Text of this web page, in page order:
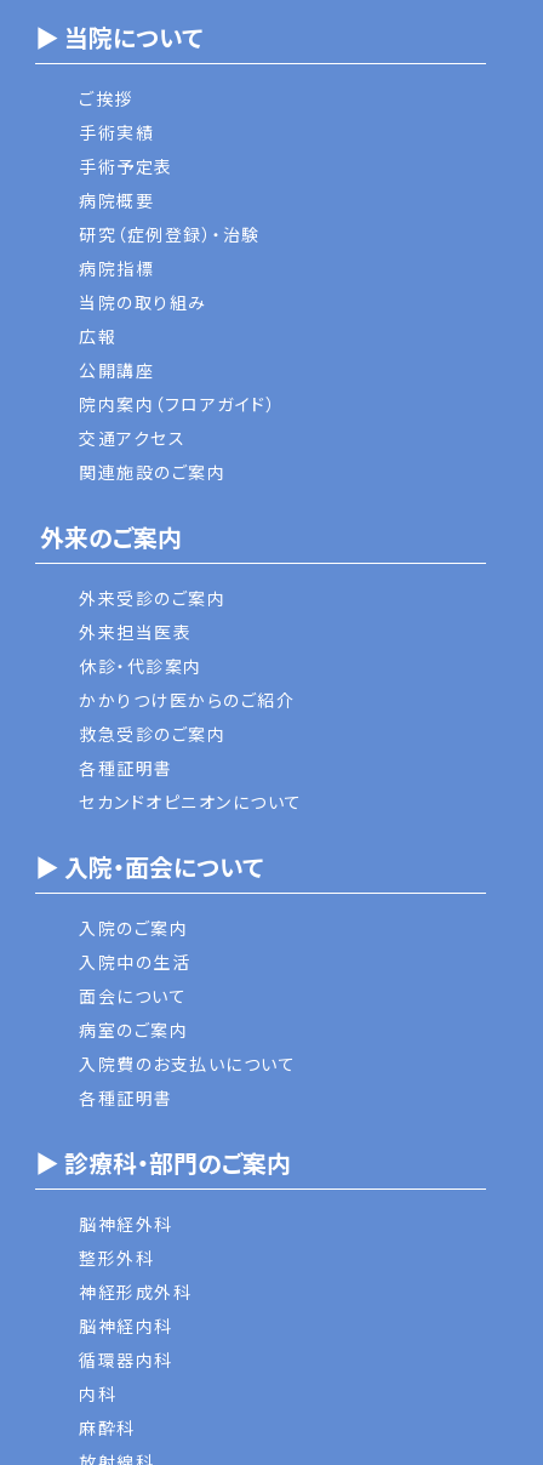
▶ 当院について
ご挨拶
手術実績
手術予定表
病院概要
研究（症例登録）・治験
病院指標
当院の取り組み
広報
公開講座
院内案内（フロアガイド）
交通アクセス
関連施設のご案内
外来のご案内
外来受診のご案内
外来担当医表
休診・代診案内
かかりつけ医からのご紹介
救急受診のご案内
各種証明書
セカンドオピニオンについて
▶ 入院・面会について
入院のご案内
入院中の生活
面会について
病室のご案内
入院費のお支払いについて
各種証明書
▶ 診療科・部門のご案内
脳神経外科
整形外科
神経形成外科
脳神経内科
循環器内科
内科
麻酔科